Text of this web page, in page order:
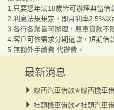
1.只要您年滿18歲皆可辦理典當借
2.利息法規規定，即月利率2.5%以
3.各行各業皆可辦理，原車貸款不
4.客戶可依需求分期還款，短期借
5.無額外手續費 代辦費。
最新消息
線西汽車借款✮線西機車
社頭機車借款✔社頭汽車